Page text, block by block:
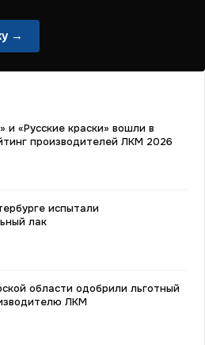
→
и «Русские краски» вошли в
производителей ЛКМ 2026
испытали
лак
области одобрили льготный
ЛКМ